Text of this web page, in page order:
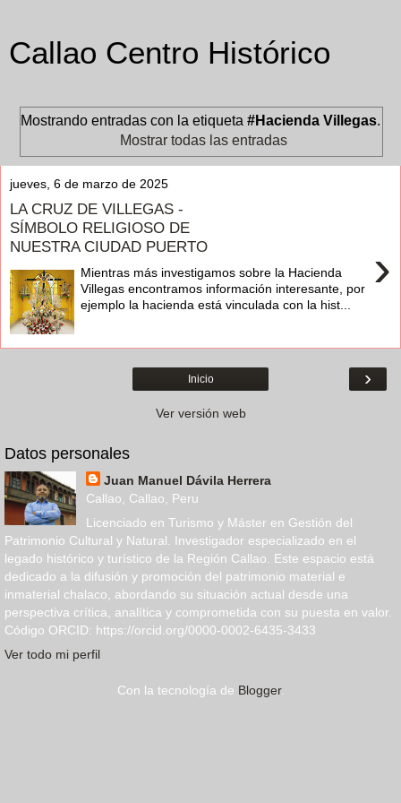
Callao Centro Histórico
Mostrando entradas con la etiqueta #Hacienda Villegas.
Mostrar todas las entradas
jueves, 6 de marzo de 2025
LA CRUZ DE VILLEGAS -
SÍMBOLO RELIGIOSO DE
NUESTRA CIUDAD PUERTO
›
Mientras más investigamos sobre la Hacienda
Villegas encontramos información interesante, por
ejemplo la hacienda está vinculada con la hist...
›
Inicio
Ver versión web
Datos personales
Juan Manuel Dávila Herrera
Callao, Callao, Peru
Licenciado en Turismo y Máster en Gestión del
Patrimonio Cultural y Natural. Investigador especializado en el
legado histórico y turístico de la Región Callao. Este espacio está
dedicado a la difusión y promoción del patrimonio material e
inmaterial chalaco, abordando su situación actual desde una
perspectiva crítica, analítica y comprometida con su puesta en valor.
Código ORCID: https://orcid.org/0000-0002-6435-3433
Ver todo mi perfil
Con la tecnología de Blogger.